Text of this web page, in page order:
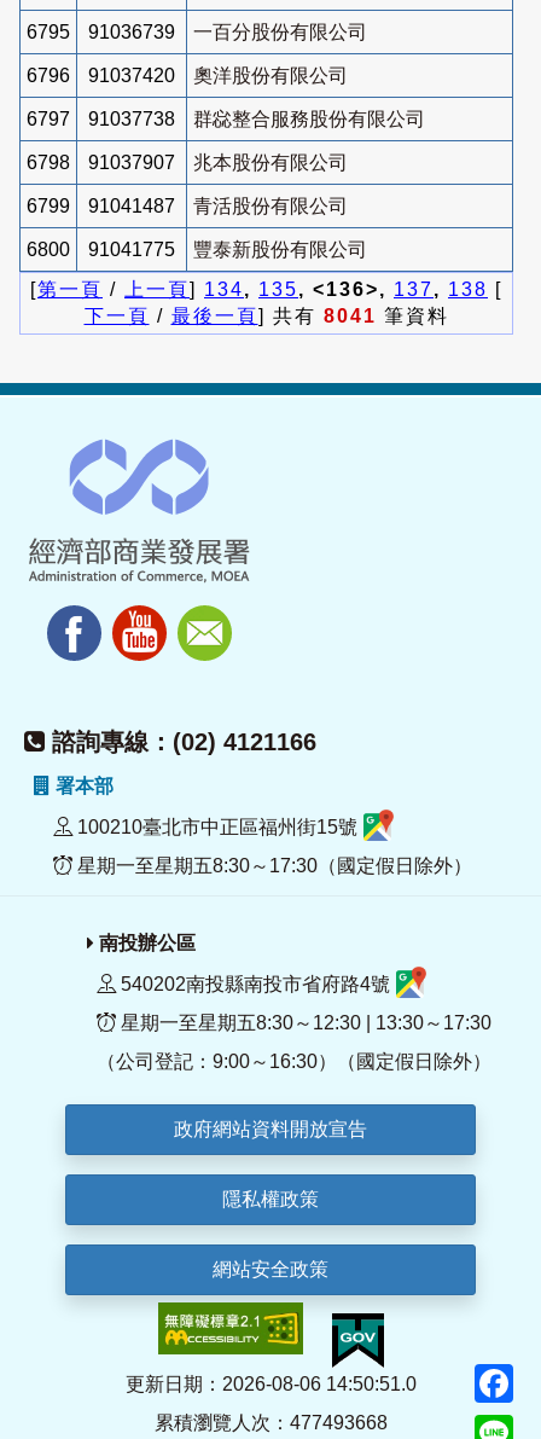
6795 91036739 一百分股份有限公司
6796 91037420 奧洋股份有限公司
6797 91037738 群惢整合服務股份有限公司
6798 91037907 兆本股份有限公司
6799 91041487 青活股份有限公司
6800 91041775
豐泰新股份有限公司
[第一頁 / 上一頁] 134, 135, <136>, 137, 138 [
下一頁 / 最後一頁] 共有 8041 筆資料
諮詢專線：(02) 4121166
署本部
100210臺北市中正區福州街15號
星期一至星期五8:30～17:30（國定假日除外）
南投辦公區
540202南投縣南投市省府路4號
星期一至星期五8:30～12:30 | 13:30～17:30
（公司登記：9:00～16:30）（國定假日除外）
政府網站資料開放宣告
隱私權政策
網站安全政策
更新日期：2026-08-06 14:50:51.0
累積瀏覽人次：477493668